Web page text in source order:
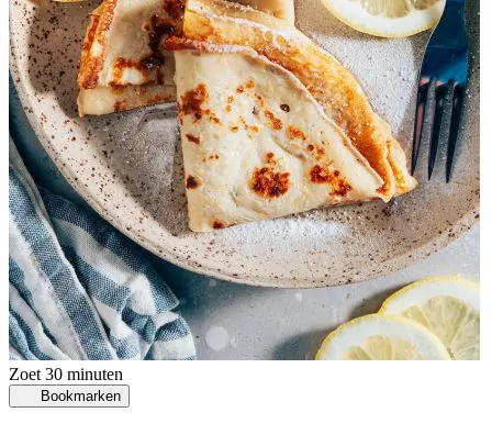
Zoet 30 minuten
Bookmarken